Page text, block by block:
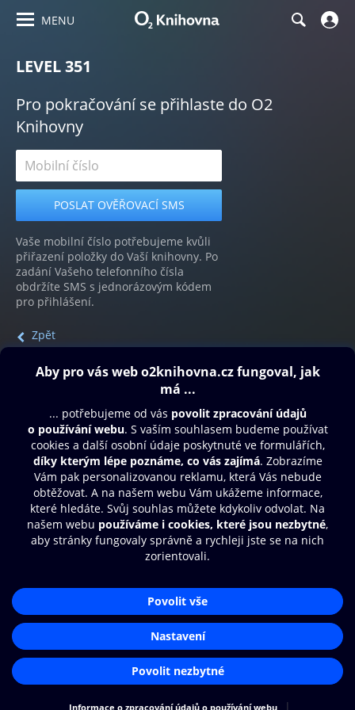
MENU
LEVEL 351
Pro pokračování se přihlaste do O2
Knihovny
Vaše mobilní číslo potřebujeme kvůli
přiřazení položky do Vaší knihovny. Po
zadání Vašeho telefonního čísla
obdržíte SMS s jednorázovým kódem
pro přihlášení.
Zpět
Obsah ke stažení
Moje O2 Knihovna
Další zábava
© O2 Czech Republic a.s.
Přístupnost
Zásady zpracování osobních údajů
Nastavení cookies
Aplikace O2 Knihovna
Čti a poslouchej své e-knihy a
audioknihy rychleji a pohodlněji.